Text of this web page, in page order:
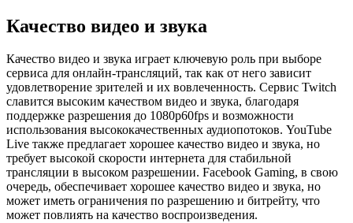
Качество видео и звука
Качество видео и звука играет ключевую роль при выборе
сервиса для онлайн-трансляций, так как от него зависит
удовлетворение зрителей и их вовлеченность. Сервис Twitch
славится высоким качеством видео и звука, благодаря
поддержке разрешения до 1080p60fps и возможности
использования высококачественных аудиопотоков. YouTube
Live также предлагает хорошее качество видео и звука, но
требует высокой скорости интернета для стабильной
трансляции в высоком разрешении. Facebook Gaming, в свою
очередь, обеспечивает хорошее качество видео и звука, но
может иметь ограничения по разрешению и битрейту, что
может повлиять на качество воспроизведения.